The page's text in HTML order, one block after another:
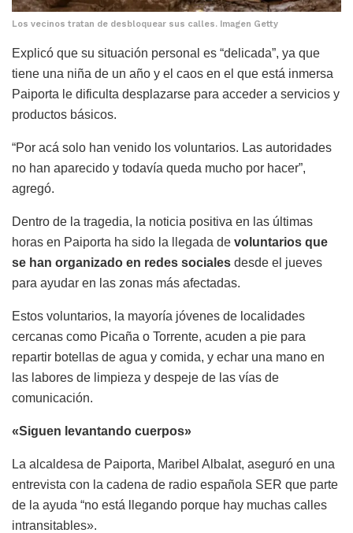
Los vecinos tratan de desbloquear sus calles. Imagen Getty
Explicó que su situación personal es “delicada”, ya que
tiene una niña de un año y el caos en el que está inmersa
Paiporta le dificulta desplazarse para acceder a servicios y
productos básicos.
“Por acá solo han venido los voluntarios. Las autoridades
no han aparecido y todavía queda mucho por hacer”,
agregó.
Dentro de la tragedia, la noticia positiva en las últimas
horas en Paiporta ha sido la llegada de voluntarios que
se han organizado en redes sociales desde el jueves
para ayudar en las zonas más afectadas.
Estos voluntarios, la mayoría jóvenes de localidades
cercanas como Picaña o Torrente, acuden a pie para
repartir botellas de agua y comida, y echar una mano en
las labores de limpieza y despeje de las vías de
comunicación.
«Siguen levantando cuerpos»
La alcaldesa de Paiporta, Maribel Albalat, aseguró en una
entrevista con la cadena de radio española SER que parte
de la ayuda “no está llegando porque hay muchas calles
intransitables».